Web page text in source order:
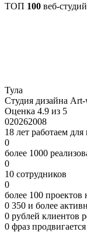
ТОП 100 веб-
Тула
Студия дизайна
Оценка 4.9 из 5
020262008
18 лет работаем для
0
более 1000
0
10 сотрудников
0
более 100 проектов
0 350 и более
0 рублей клиентов
0 фраз